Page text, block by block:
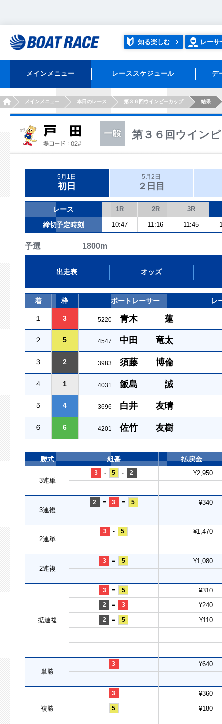
知る楽しむ レーサ
メインメニュー レーススケジュール デ
HOMEメインメニュー 本日のレース 第３６回ウインビーカップ 結果
第３６回ウイン
5月1日
初日
5月2日
２日目
レース 1R 2R 3R
締切予定時刻 10:47 11:16 11:45
予選 1800m
出走表 オッズ
着 枠 ボートレーサー レ
１ 3 5220 青木 蓮
２ 5 4547 中田 竜太
３ 2 3983 須藤 博倫
４ 1 4031 飯島 誠
５ 4 3696 白井 友晴
６ 6 4201 佐竹 友樹
勝式 組番 払戻金
3連単
3 - 5 - 2 ¥2,950
3連複
2 = 3 = 5 ¥340
2連単
3 - 5 ¥1,470
2連複
3 = 5 ¥1,080
拡連複
3 = 5 ¥310
2 = 3 ¥240
2 = 5 ¥110
単勝
3 ¥640
複勝
3 ¥360
5 ¥180